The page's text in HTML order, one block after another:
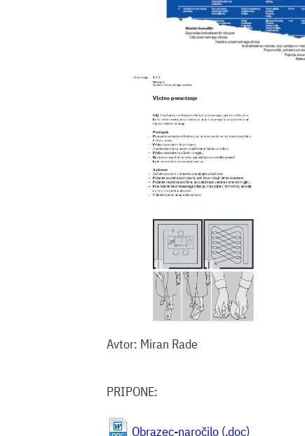
Avtor: Miran Rade
PRIPONE:
Obrazec-naročilo (.doc)